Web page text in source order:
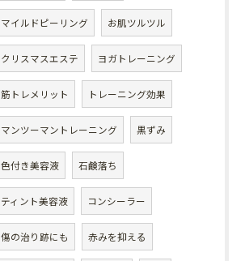
マイルドピーリング お肌ツルツル
クリスマスエステ ヨガトレーニング
筋トレメリット トレーニング効果
マンツーマントレーニング 黒ずみ
色付き美容液 石鹸落ち
ティント美容液 コンシーラー
傷の治り跡にも 赤みを抑える